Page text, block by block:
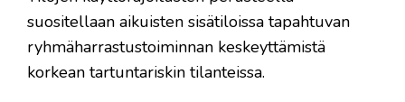
suositellaan aikuisten sisätiloissa tapahtuvan
ryhmäharrastustoiminnan keskeyttämistä
korkean tartuntariskin tilanteissa.